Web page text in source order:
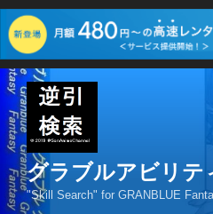
コ
ン
テ
ン
へ
ス
グラブルアビリテ
"Skill Search" for GRANBLUE